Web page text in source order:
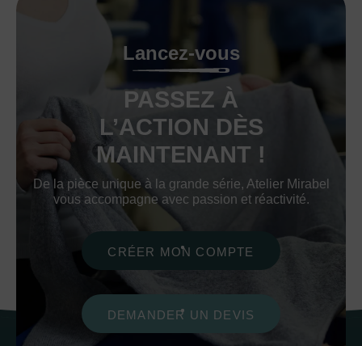
Lancez-vous
PASSEZ À
L’ACTION DÈS
MAINTENANT !
De la pièce unique à la grande série, Atelier Mirabel
vous accompagne avec passion et réactivité.
CRÉER MON COMPTE
DEMANDER UN DEVIS